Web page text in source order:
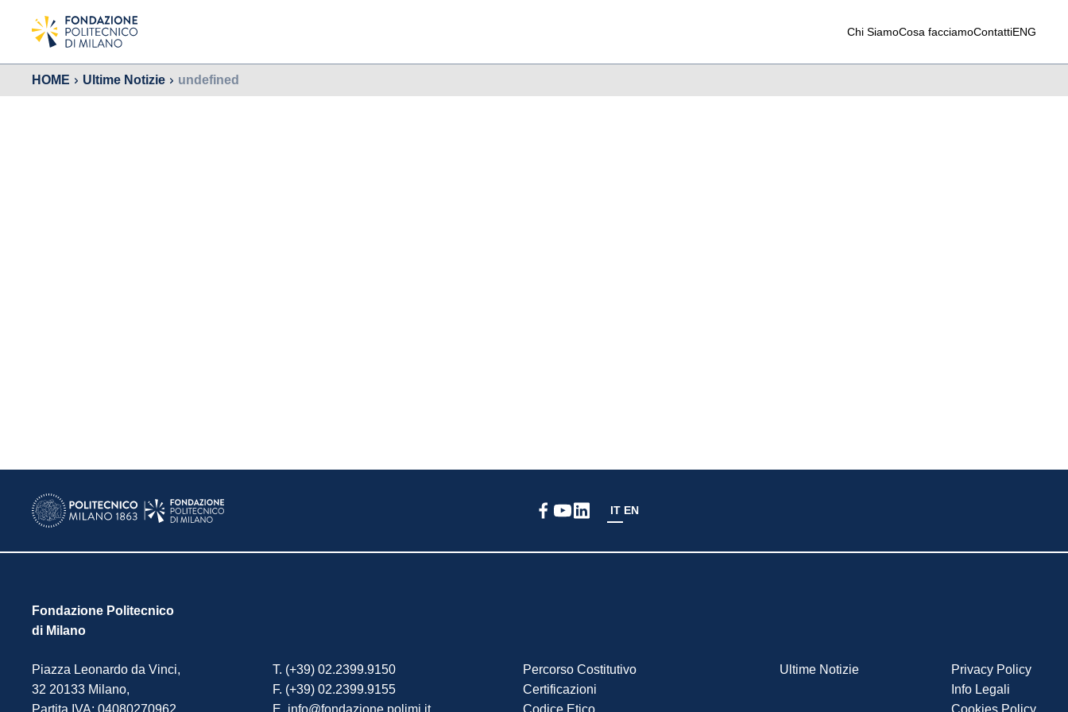
Chi SiamoCosa facciamoContattiENG
HOME Ultime Notizie undefined
IT EN
Fondazione Politecnico
di Milano
Piazza Leonardo da Vinci,
32 20133 Milano,
Partita IVA: 04080270962.
T. (+39) 02.2399.9150
F. (+39) 02.2399.9155
E. info@fondazione.polimi.it
Percorso Costitutivo
Certificazioni
Codice Etico
Ultime Notizie
Privacy Policy
Info Legali
Cookies Policy